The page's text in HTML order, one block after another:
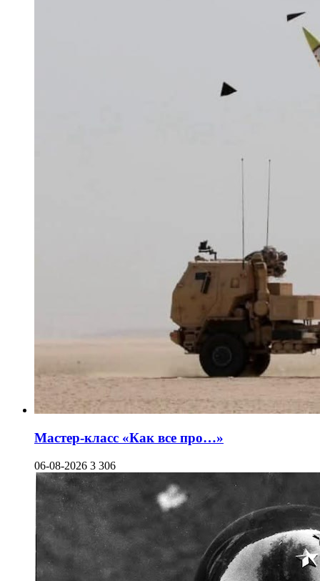
Мастер-класс «Как все про…»
06-08-2026 3 306